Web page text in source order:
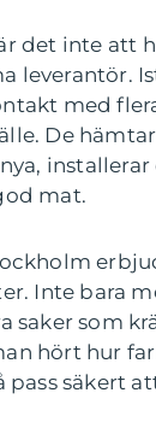
det inte att
leverantör.
med
De
installerar
mat.
Inte bara
saker som
hört hur
pass säkert